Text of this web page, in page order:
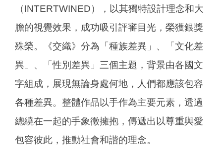
（INTERTWINED），以其獨特設計理念和大
膽的視覺效果，成功吸引評審目光，榮獲銀獎
殊榮。《交織》分為「種族差異」、「文化差
異」、「性別差異」三個主題，背景由各國文
字組成，展現無論身處何地，人們都應該包容
各種差異。整體作品以手作為主要元素，透過
總繞在一起的手象徵擁抱，傳遞出以尊重與愛
包容彼此，推動社會和諧的理念。